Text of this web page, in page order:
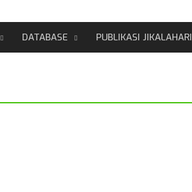
DATABASE PUBLIKASI JIKALAHARI